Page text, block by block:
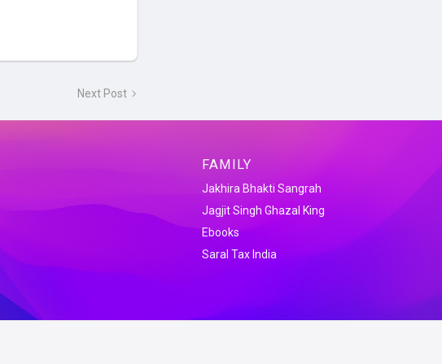
Next Post
FAMILY
Jakhira Bhakti Sangrah
Jagjit Singh Ghazal King
Ebooks
Saral Tax India